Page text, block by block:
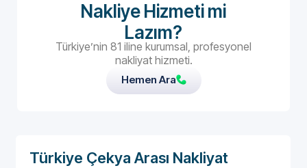
Nakliye Hizmeti mi
Lazım?
Türkiye’nin 81 iline kurumsal, profesyonel
nakliyat hizmeti.
Hemen Ara
Türkiye Çekya Arası Nakliyat